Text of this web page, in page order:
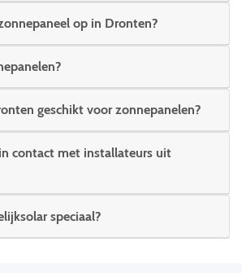
op in Dronten?
geschikt voor zonnepanelen?
contact met installateurs uit
speciaal?